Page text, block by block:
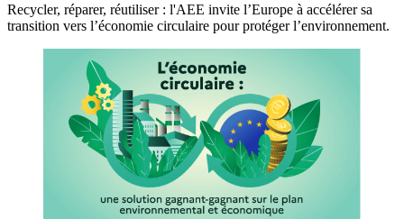
Recycler, réparer, réutiliser : l'AEE invite l’Europe à accélérer sa
transition vers l’économie circulaire pour protéger l’environnement.